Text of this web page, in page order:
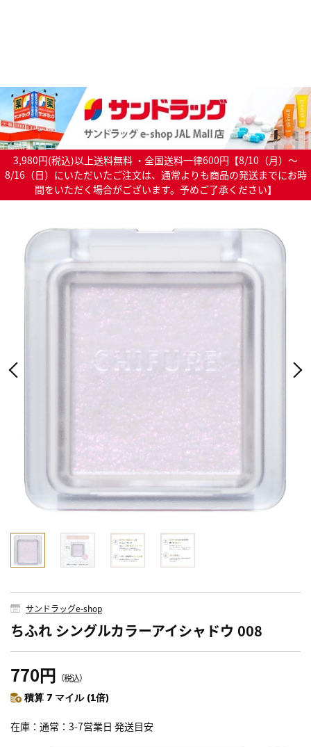
3,980円(税込)以上送料無料 ・全国送料一律600円【8/10（月）～
8/16（日）にいただいたご注文は、通常よりも商品の発送までにお時
間をいただく場合がございます。予めご了承ください】
サンドラッグe-shop
ちふれ シングルカラーアイシャドウ 008
770円 （税込）
積算 7 マイル (1倍)
在庫 通常：3-7営業日 発送目安